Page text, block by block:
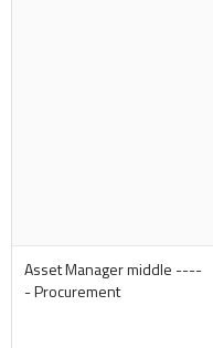
Asset Manager middle ----
- Procurement